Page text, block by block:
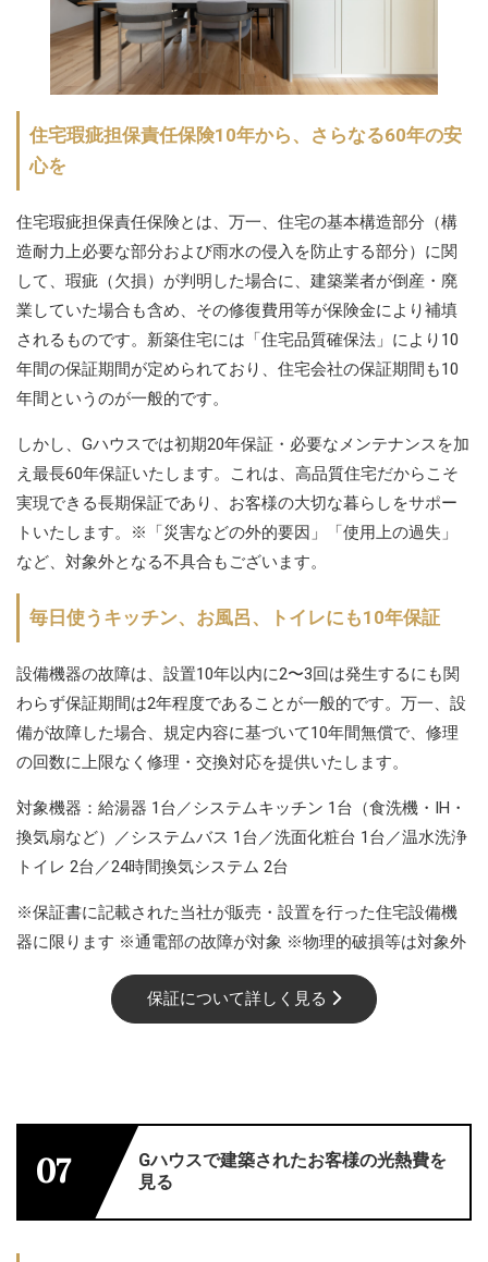
住宅瑕疵担保責任保険10年から、さらなる60年の安
心を
住宅瑕疵担保責任保険とは、万一、住宅の基本構造部分（構
造耐力上必要な部分および雨水の侵入を防止する部分）に関
して、瑕疵（欠損）が判明した場合に、建築業者が倒産・廃
業していた場合も含め、その修復費用等が保険金により補填
されるものです。新築住宅には「住宅品質確保法」により10
年間の保証期間が定められており、住宅会社の保証期間も10
年間というのが一般的です。
しかし、Gハウスでは初期20年保証・必要なメンテナンスを加
え最長60年保証いたします。これは、高品質住宅だからこそ
実現できる長期保証であり、お客様の大切な暮らしをサポー
トいたします。※「災害などの外的要因」「使用上の過失」
など、対象外となる不具合もございます。
毎日使うキッチン、お風呂、トイレにも10年保証
設備機器の故障は、設置10年以内に2〜3回は発生するにも関
わらず保証期間は2年程度であることが一般的です。万一、設
備が故障した場合、規定内容に基づいて10年間無償で、修理
の回数に上限なく修理・交換対応を提供いたします。
対象機器：給湯器 1台／システムキッチン 1台（食洗機・IH・
換気扇など）／システムバス 1台／洗面化粧台 1台／温水洗浄
トイレ 2台／24時間換気システム 2台
※保証書に記載された当社が販売・設置を行った住宅設備機
器に限ります ※通電部の故障が対象 ※物理的破損等は対象外
保証について詳しく見る
07
Gハウスで建築されたお客様の光熱費を
見る